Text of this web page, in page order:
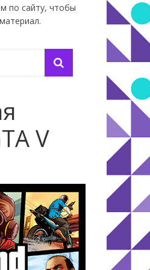
по сайту, чтобы
V